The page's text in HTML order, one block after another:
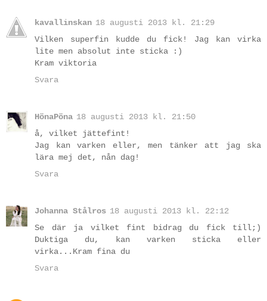
kavallinskan 18 augusti 2013 kl. 21:29
Vilken superfin kudde du fick! Jag kan virka
lite men absolut inte sticka :)
Kram viktoria
Svara
HönaPöna 18 augusti 2013 kl. 21:50
å, vilket jättefint!
Jag kan varken eller, men tänker att jag ska
lära mej det, nån dag!
Svara
Johanna Stålros 18 augusti 2013 kl. 22:12
Se där ja vilket fint bidrag du fick till;)
Duktiga du, kan varken sticka eller
virka...Kram fina du
Svara